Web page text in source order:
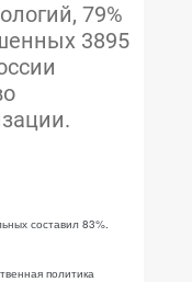
79%
3895
составил 83%.
политика